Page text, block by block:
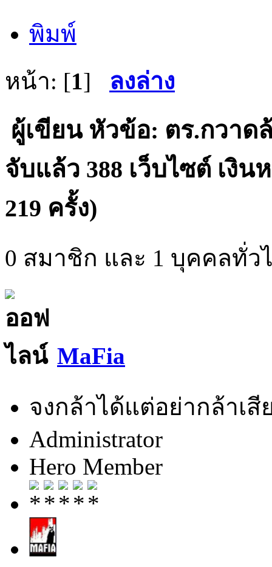
พิมพ์
หน้า: [1] ลงล่าง
ผู้เขียนหัวข้อ: ตร.กวาด
จับแล้ว 388 เว็บไซต์ เงิ
219 ครั้ง)
0 สมาชิก และ 1 บุคคลทั่ว
MaFia
จงกล้าได้แต่อย่ากล้าเสี
Administrator
Hero Member